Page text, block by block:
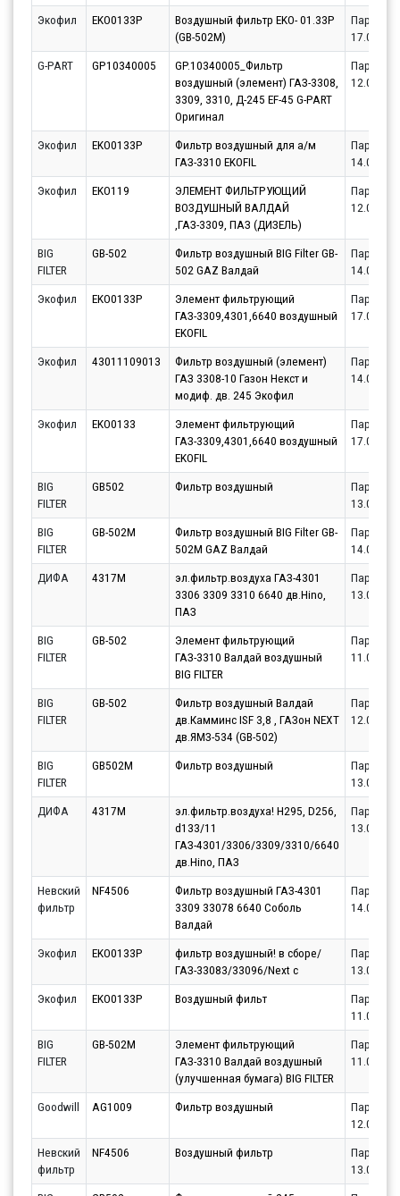
Экофил
EKO0133P
Воздушный фильтр EKO- 01.33P
(GB-502M)
Партнёр
G-PART
GP10340005
GP.10340005_Фильтр
воздушный (элемент) ГАЗ-3308,
3309, 3310, Д-245 EF-45 G-PART
Оригинал
Партнёр
Экофил EKO0133P
Фильтр воздушный для а/м
ГАЗ-3310 EKOFIL
Партнёр
Экофил
EKO119
ЭЛЕМЕНТ ФИЛЬТРУЮЩИЙ
ВОЗДУШНЫЙ ВАЛДАЙ
,ГАЗ-3309, ПАЗ (ДИЗЕЛЬ)
Партнёр
BIG
FILTER
GB-502
Фильтр воздушный BIG Filter GB-
502 GAZ Валдай
Партнёр
Экофил
EKO0133P
Элемент фильтрующий
ГАЗ-3309,4301,6640 воздушный
EKOFIL
Партнёр
Экофил 43011109013
Фильтр воздушный (элемент)
ГАЗ 3308-10 Газон Некст и
модиф. дв. 245 Экофил
Партнёр
Экофил EKO0133
Элемент фильтрующий
ГАЗ-3309,4301,6640 воздушный
EKOFIL
Партнёр
BIG
FILTER
GB502 Фильтр воздушный
Партнёр
BIG
FILTER
GB-502M
Фильтр воздушный BIG Filter GB-
502M GAZ Валдай
Партнёр
ДИФА
4317M
эл.фильтр.воздуха ГАЗ-4301
3306 3309 3310 6640 дв.Hino,
ПАЗ
Партнёр
BIG
FILTER
GB-502
Элемент фильтрующий
ГАЗ-3310 Валдай воздушный
BIG FILTER
Партнёр
BIG
FILTER
GB-502
Фильтр воздушный Валдай
дв.Камминс ISF 3,8 , ГАЗон NEXT
дв.ЯМЗ-534 (GB-502)
Партнёр
BIG
FILTER
GB502M Фильтр воздушный
Партнёр
ДИФА
4317M
эл.фильтр.воздуха! H295, D256,
d133/11
ГАЗ-4301/3306/3309/3310/6640
дв.Hino, ПАЗ
Партнёр
Невский
фильтр
NF4506
Фильтр воздушный ГАЗ-4301
3309 33078 6640 Соболь
Валдай
Партнёр
Экофил EKO0133P
фильтр воздушный! в сборе/
ГАЗ-33083/33096/Next с
Партнёр
Экофил
EKO0133P Воздушный фильт
Партнёр
BIG
FILTER
GB-502M
Элемент фильтрующий
ГАЗ-3310 Валдай воздушный
(улучшенная бумага) BIG FILTER
Партнёр
Goodwill AG1009 Фильтр воздушный
Партнёр
Невский
фильтр
NF4506 Воздушный фильтр
Партнёр